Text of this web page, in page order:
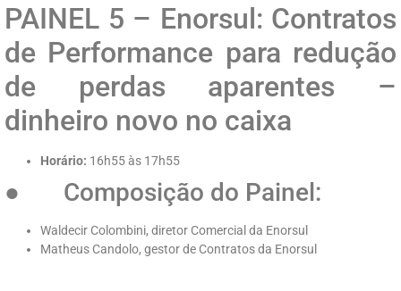
PAINEL 5 – Enorsul: Contratos
de Performance para redução
de perdas aparentes –
dinheiro novo no caixa
Horário: 16h55 às 17h55
● Composição do Painel:
Waldecir Colombini, diretor Comercial da Enorsul
Matheus Candolo, gestor de Contratos da Enorsul